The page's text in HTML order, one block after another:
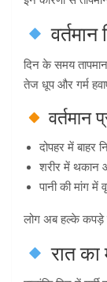
वर्तमान
दिन के समय
तेज धूप और गर्म
वर्तमान
दोपहर में बाहर
शरीर में थकान
पानी की मांग में
लोग अब हल्के कपड़े
रात का